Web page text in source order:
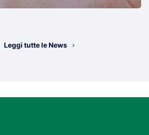
Leggi tutte le News